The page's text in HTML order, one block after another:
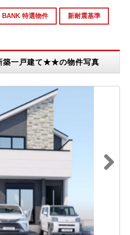
BANK 特選物件 新耐震基準
築一戸建て★★の物件写真